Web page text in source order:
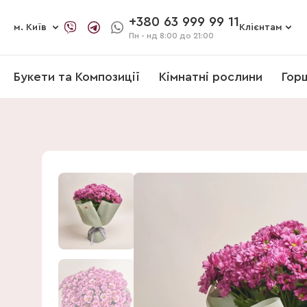
м. Київ +380 63 999 99 11
Пн - нд 8:00 до 21:00
Клієнтам
Букети та Композиції Кімнатні рослини